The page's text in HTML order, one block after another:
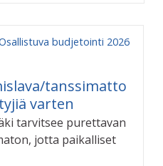
budjetointi 2026
tanssimatto
varten
tarvitsee purettavan
jotta paikalliset